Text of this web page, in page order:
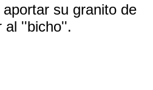
su granito de
al ''bicho''.